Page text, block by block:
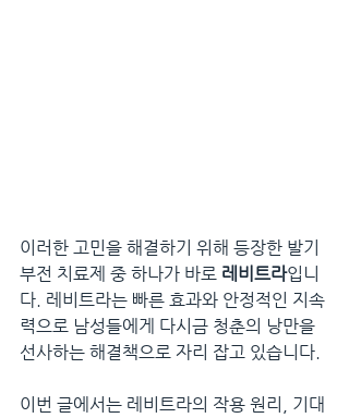
이러한 고민을 해결하기 위해 등장한 발기
부전 치료제 중 하나가 바로 레비트라입니
다. 레비트라는 빠른 효과와 안정적인 지속
력으로 남성들에게 다시금 청춘의 낭만을
선사하는 해결책으로 자리 잡고 있습니다.
이번 글에서는 레비트라의 작용 원리, 기대